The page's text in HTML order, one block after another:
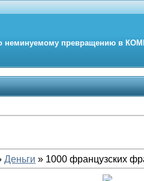
неминуемому превращению в
Деньги » 1000 французских